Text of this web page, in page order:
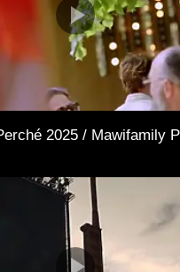
2025 / Mawifamily